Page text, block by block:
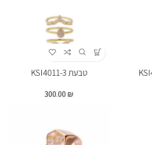
טבעת KSI4011-3
300.00 ₪